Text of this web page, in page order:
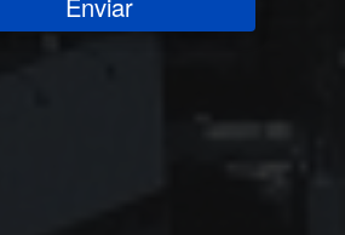
Enviar